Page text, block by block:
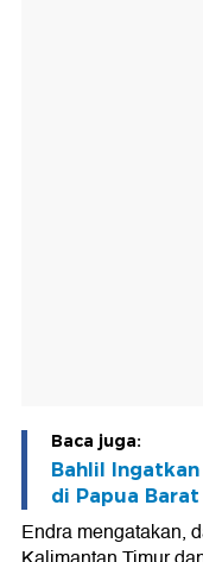
Baca juga:
Bahlil
di Papua Barat
Endra mengatakan,